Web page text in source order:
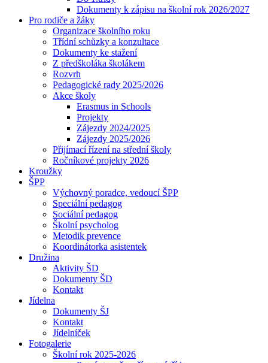
Dokumenty k zápisu na školní rok 2026/2027
Pro rodiče a žáky
Organizace školního roku
Třídní schůzky a konzultace
Dokumenty ke stažení
Z předškoláka školákem
Rozvrh
Pedagogické rady 2025/2026
Akce školy
Erasmus in Schools
Projekty
Zájezdy 2024/2025
Zájezdy 2025/2026
Přijímací řízení na střední školy
Ročníkové projekty 2026
Kroužky
ŠPP
Výchovný poradce, vedoucí ŠPP
Speciální pedagog
Sociální pedagog
Školní psycholog
Metodik prevence
Koordinátorka asistentek
Družina
Aktivity ŠD
Dokumenty ŠD
Kontakt
Jídelna
Dokumenty ŠJ
Kontakt
Jídelníček
Fotogalerie
Školní rok 2025-2026